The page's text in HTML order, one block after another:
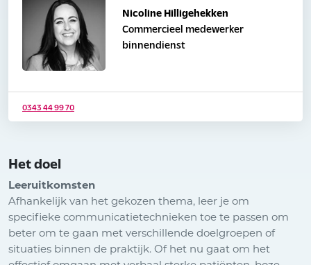
Het doel
Leeruitkomsten
Afhankelijk van het gekozen thema, leer je om
specifieke communicatietechnieken toe te passen om
beter om te gaan met verschillende doelgroepen of
situaties binnen de praktijk. Of het nu gaat om het
Nicoline Hilligehekken
Commercieel medewerker
binnendienst
0343 44 99 70